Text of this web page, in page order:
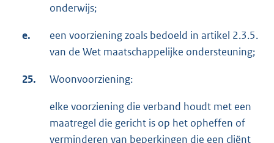
onderwijs;
e.
een voorziening zoals bedoeld in artikel 2.3.5.
van de Wet maatschappelijke ondersteuning;
25. Woonvoorziening:
elke voorziening die verband houdt met een
maatregel die gericht is op het opheffen of
verminderen van beperkingen die een cliënt